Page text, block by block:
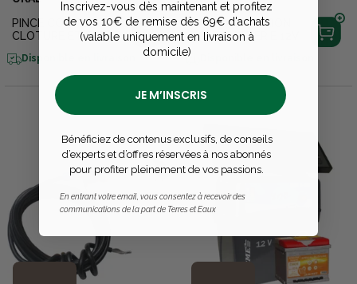
PINCE CONNEXION
CLOTURE ET TERRE
Disponible en livraison
PINCE CONNEXION
POUR BATTERIE 12V
Inscrivez-vous dès maintenant et profitez
de vos 10€ de remise dès 69€ d'achats
(valable uniquement en livraison à
domicile)
JE M’INSCRIS
Bénéficiez de contenus exclusifs, de conseils
d’experts et d’offres réservées à nos abonnés
pour profiter pleinement de vos passions.
En entrant votre email, vous consentez à recevoir des
communications de la part de Terres et Eaux